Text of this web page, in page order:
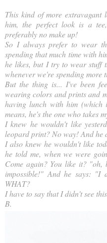
This kind of more
him, the perfect look is a
preferably no make up!
So I always prefer to wear
spending that much time with
he likes, but I try to wear stuff
whenever we're spending
But the thing is... I've been
wearing colors and prints and
having lunch with him (which
means, he's the one who takes
I knew he wouldn't like
leopard print? No way! And he
I also knew he wouldn't like
he told me, when we were
Come again? You like it? "oh,
impossible!" And he says: "I
WHAT?
I have to say that I didn't see
B.